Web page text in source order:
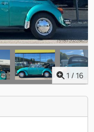
1 / 16